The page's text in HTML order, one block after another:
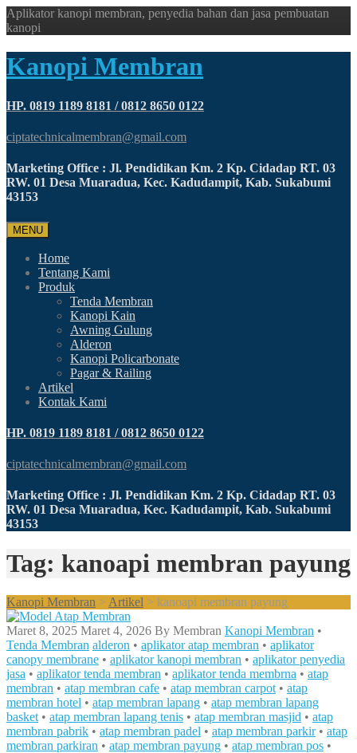
Aplikator kanopi membran, penyedia bahan dan jasa pembuatan
kanopi
Kanopi Membran
HP. 0819 1189 8181 / 0812 8650 0122
ciptatechnicalmembran@gmail.com
Marketing Office : Jl. Pendidikan Km. 2 Kp. Cidadap RT. 03
RW. 01 Desa Muaradua, Kec. Kadudampit, Kab. Sukabumi
43153
MENU
Home
Tentang Kami
Produk
Tenda Membran
Kanopi Kain
Awning Gulung
Alderon
Kanopi Policarbonate
Pagar & Railing
Artikel
Kontak Kami
HP. 0819 1189 8181 / 0812 8650 0122
ciptatechnicalmembran@gmail.com
Marketing Office : Jl. Pendidikan Km. 2 Kp. Cidadap RT. 03
RW. 01 Desa Muaradua, Kec. Kadudampit, Kab. Sukabumi
43153
Tag: kanoapi membran payung
Kanopi Membran > Artikel > kanoapi membran payung
Maret 8, 2025 Maret 4, 2026 By Membran Kanopi Membran •
Tenda Membran alderon • aplikator atap membran • aplikator
canopy membrane • aplikator kanopi membran • aplikator penyedia
jasa • aplikator tenda membran • aplikator tenda membrna • atap
membran • atap membran cafe • atap membran carpot • atap
membran hotel • atap membran lapang • atap membran lapang
basket • atap membran lapang tenis • atap membran masjid • atap
membran pabrik • atap membran padel • atap membran parkir• atap
membran parkiran • atap membran payung • atap membran pos •